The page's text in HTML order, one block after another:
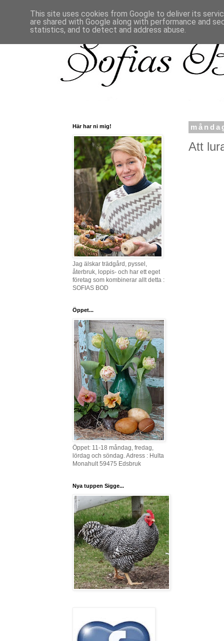
Att
Här har ni mig!
Jag älskar trädgård, pyssel,
återbruk, loppis- och har ett eget
företag som kombinerar allt detta :
SOFIAS BOD
Öppet...
Öppet: 11-18 måndag, fredag,
lördag och söndag. Adress : Hulta
Monahult 59475 Edsbruk
Nya tuppen Sigge...
This site uses cookies from Google to deliver its
are shared with Google along with performance and
statistics, and to detect and address abuse.